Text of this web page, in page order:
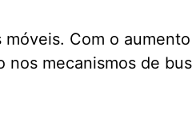
Com o
nos mecanismos de